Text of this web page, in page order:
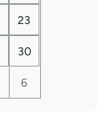
23
30
6